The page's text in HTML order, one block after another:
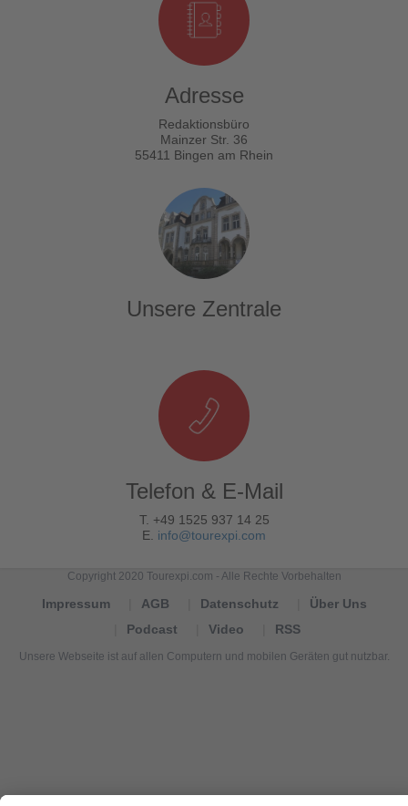
Adresse
Redaktionsbüro
Mainzer Str. 36
55411 Bingen am Rhein
Unsere Zentrale
Telefon & E-Mail
T. +49 1525 937 14 25
E. info@tourexpi.com
Copyright 2020 Tourexpi.com - Alle Rechte Vorbehalten
Impressum AGB Datenschutz
Über Uns
Podcast
Video RSS
Unsere Webseite ist auf allen Computern und mobilen Geräten gut nutzbar.